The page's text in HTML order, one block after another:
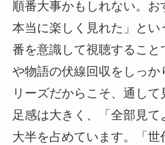
順番大事かもしれない。
本当に楽しく見れた」と
番を意識して視聴するこ
や物語の伏線回収をしっか
リーズだからこそ、通し
足感は大きく、「全部見
大半を占めています。「世